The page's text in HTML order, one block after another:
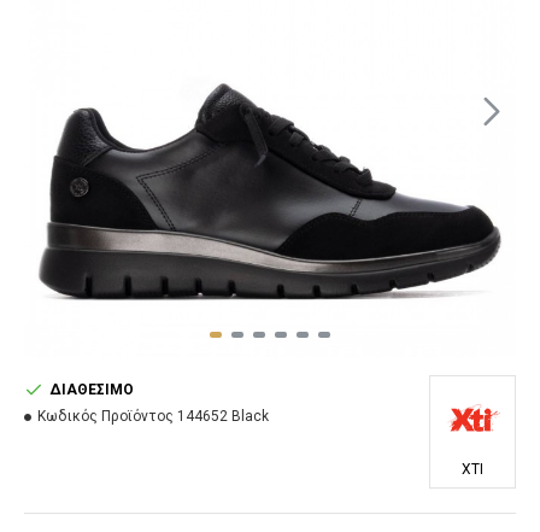
ΔΙΑΘΈΣΙΜΟ
Κωδικός Προϊόντος 144652 Black
XTI